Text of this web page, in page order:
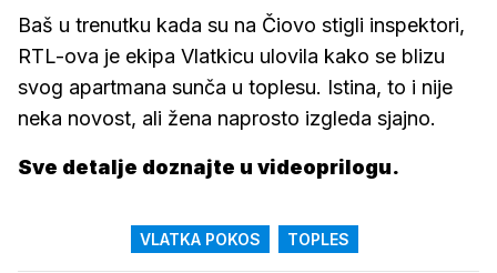
Baš u trenutku kada su na Čiovo stigli inspektori,
RTL-ova je ekipa Vlatkicu ulovila kako se blizu
svog apartmana sunča u toplesu. Istina, to i nije
neka novost, ali žena naprosto izgleda sjajno.
Sve detalje doznajte u videoprilogu.
VLATKA POKOS TOPLES